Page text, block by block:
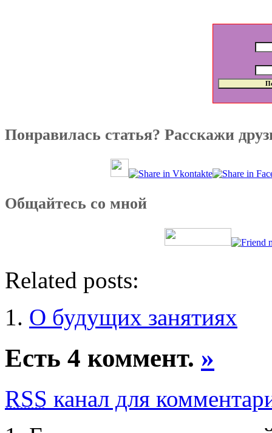
Понравилась статья? Расскажи
Общайтесь со мной
Related posts:
О будущих занятиях
Есть 4 коммент. »
RSS канал для